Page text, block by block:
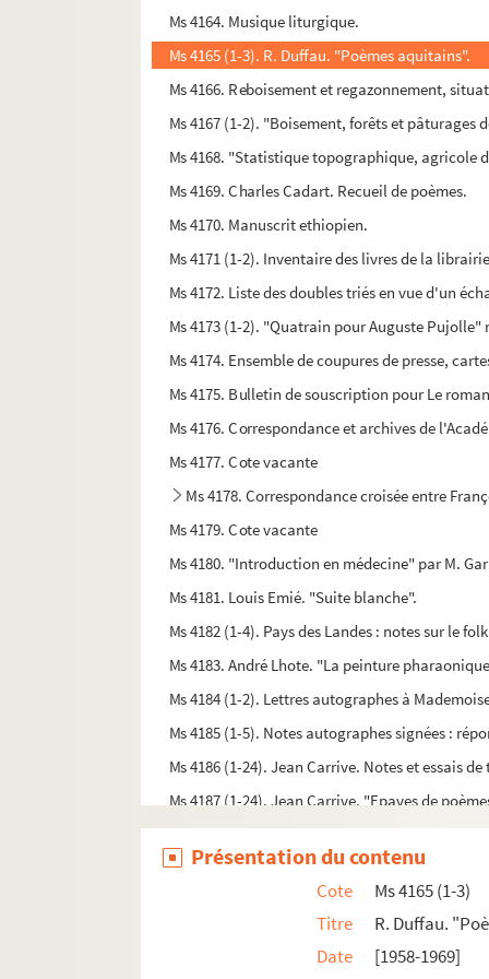
Ms 4164. Musique liturgique.
Ms 4165 (1-3). R. Duffau. "Poèmes aquitains".
Ms 4166. Reboisement et regazonnement,
Ms 4167 (1-2). "Boisement, forêts et
Ms 4168. "Statistique topographique, agricole
Ms 4169. Charles Cadart. Recueil de poèmes.
Ms 4170. Manuscrit ethiopien.
Ms 4171 (1-2). Inventaire des livres de la
Ms 4172. Liste des doubles triés en vue d'un
Ms 4173 (1-2). "Quatrain pour Auguste
Ms 4174. Ensemble de coupures de presse,
Ms 4175. Bulletin de souscription pour Le
Ms 4176. Correspondance et archives de
Ms 4177. Cote vacante
Ms 4178. Correspondance croisée entre
Ms 4179. Cote vacante
Ms 4180. "Introduction en médecine" par M.
Ms 4181. Louis Emié. "Suite blanche".
Ms 4182 (1-4). Pays des Landes : notes sur le
Ms 4183. André Lhote. "La peinture
Ms 4184 (1-2). Lettres autographes à
Ms 4185 (1-5). Notes autographes signées :
Ms 4186 (1-24). Jean Carrive. Notes et essais
Ms 4187 (1-24). Jean Carrive. "Epaves de
Ms 4188. Lettres de Gustave III à la comtesse
Ms 4189 (1-3). Lettres d'Henri Sauguet au chef
Ms 4190. François Mauriac. « Journées de
Ms 4191. Lettre d'Elie Faure à Charles Moure
Ms 4192-4199. Maurice Larue. OEuvres
Présentation du contenu
Cote
Ms 4165 (1-3)
Titre
R. Duffau.
Date
[1958-1969]